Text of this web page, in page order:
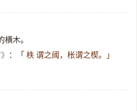
木。
： 「 柣 谓之阈，枨谓之楔。」